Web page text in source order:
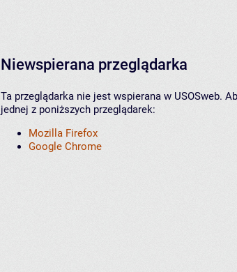
Niewspierana przeglądarka
Ta przeglądarka nie jest wspierana w USOSweb.
jednej z poniższych przeglądarek:
Mozilla Firefox
Google Chrome